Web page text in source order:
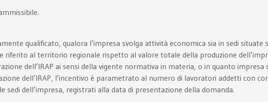
qualificato, qualora l’impresa svolga attività economica sia in sedi
riferito al territorio regionale rispetto al valore totale della produzione
dell’IRAP ai sensi della vigente normativa in materia, o in quanto
dell’IRAP, l’incentivo è parametrato al numero di lavoratori addetti con
dell’impresa, registrati alla data di presentazione della domanda.